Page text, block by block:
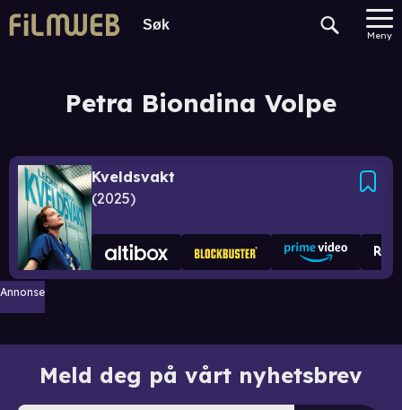
Meny
Petra Biondina Volpe
Kveldsvakt
2025
Annonse
Meld deg på vårt nyhetsbrev